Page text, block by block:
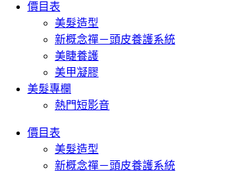
價目表
美髮造型
新概念禪－頭皮養護系統
美睫養護
美甲凝膠
美髮專欄
熱門短影音
價目表
美髮造型
新概念禪－頭皮養護系統